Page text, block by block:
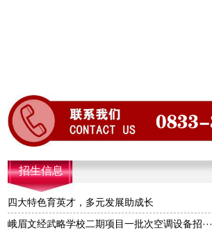
招生信息
四大特色育英才，多元发展助成长
峨眉文经武略学校二期项目一批次空调设备招···